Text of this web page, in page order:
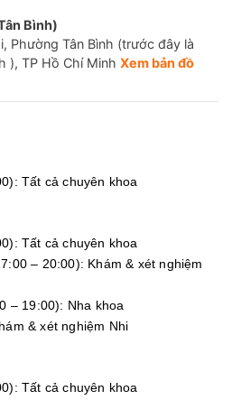
Bình)
Phường Tân Bình (trước đây là
), TP Hồ Chí Minh Xem bản đồ
Tất cả chuyên khoa
Tất cả chuyên khoa
– 20:00): Khám & xét nghiệm
– 19:00): Nha khoa
& xét nghiệm Nhi
Tất cả chuyên khoa